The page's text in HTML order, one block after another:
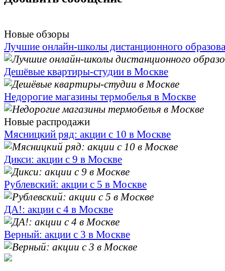
Новые обзоры
Лучшие онлайн-школы дистанционного
Дешёвые квартиры-студии в Москве
Недорогие магазины термобелья в Москве
Новые распродажи
Мясницкий ряд: акции с 10 в Москве
Дикси: акции с 9 в Москве
Рублевский: акции с 5 в Москве
ДА!: акции с 4 в Москве
Верный: акции с 3 в Москве